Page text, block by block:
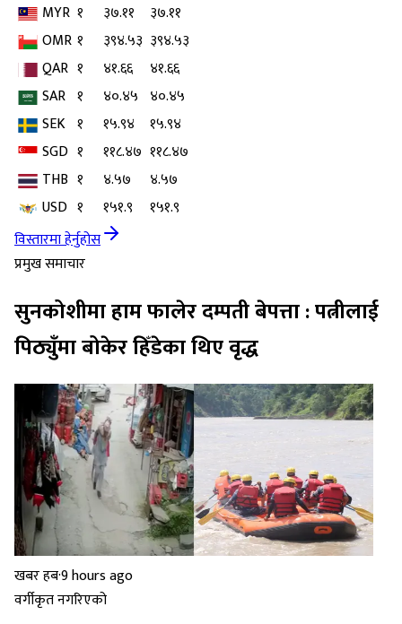
MYR १ ३७.११
३७.११
OMR १ ३९४.५३ ३९४.५३
QAR १ ४१.६६
४१.६६
SAR १ ४०.४५ ४०.४५
SEK १ १५.९४
१५.९४
SGD १ ११८.४७ ११८.४७
THB १ ४.५७
४.५७
USD १ १५१.९
१५१.९
विस्तारमा हेर्नुहोस
प्रमुख समाचार
सुनकोशीमा हाम फालेर दम्पती बेपत्ता : पत्नीलाई
पिठ्युँमा बोकेर हिँडेका थिए वृद्ध
खबर हब·9 hours ago
वर्गीकृत नगरिएको